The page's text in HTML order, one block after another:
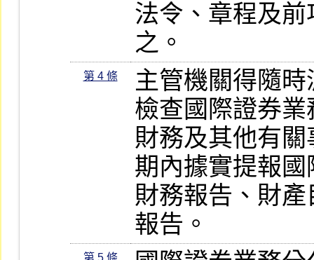
法令、章程及
之。
第 4 條
主管機關得隨
檢查國際證券
財務及其他有
期內據實提報
財務報告、財
報告。
第 5 條